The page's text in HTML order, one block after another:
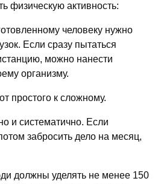
физическую активность:
человеку нужно
Если сразу пытаться
можно нанести
организму.
простого к сложному.
и систематично. Если
забросить дело на месяц,
должны уделять не менее 150